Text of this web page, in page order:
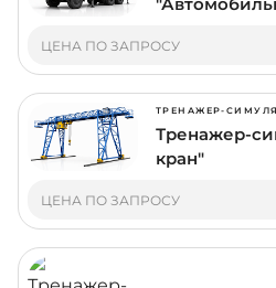
ЦЕНА ПО ЗАПРОСУ
ТРЕНАЖЕР-
Тренажер-
кран"
ЦЕНА ПО ЗАПРОСУ